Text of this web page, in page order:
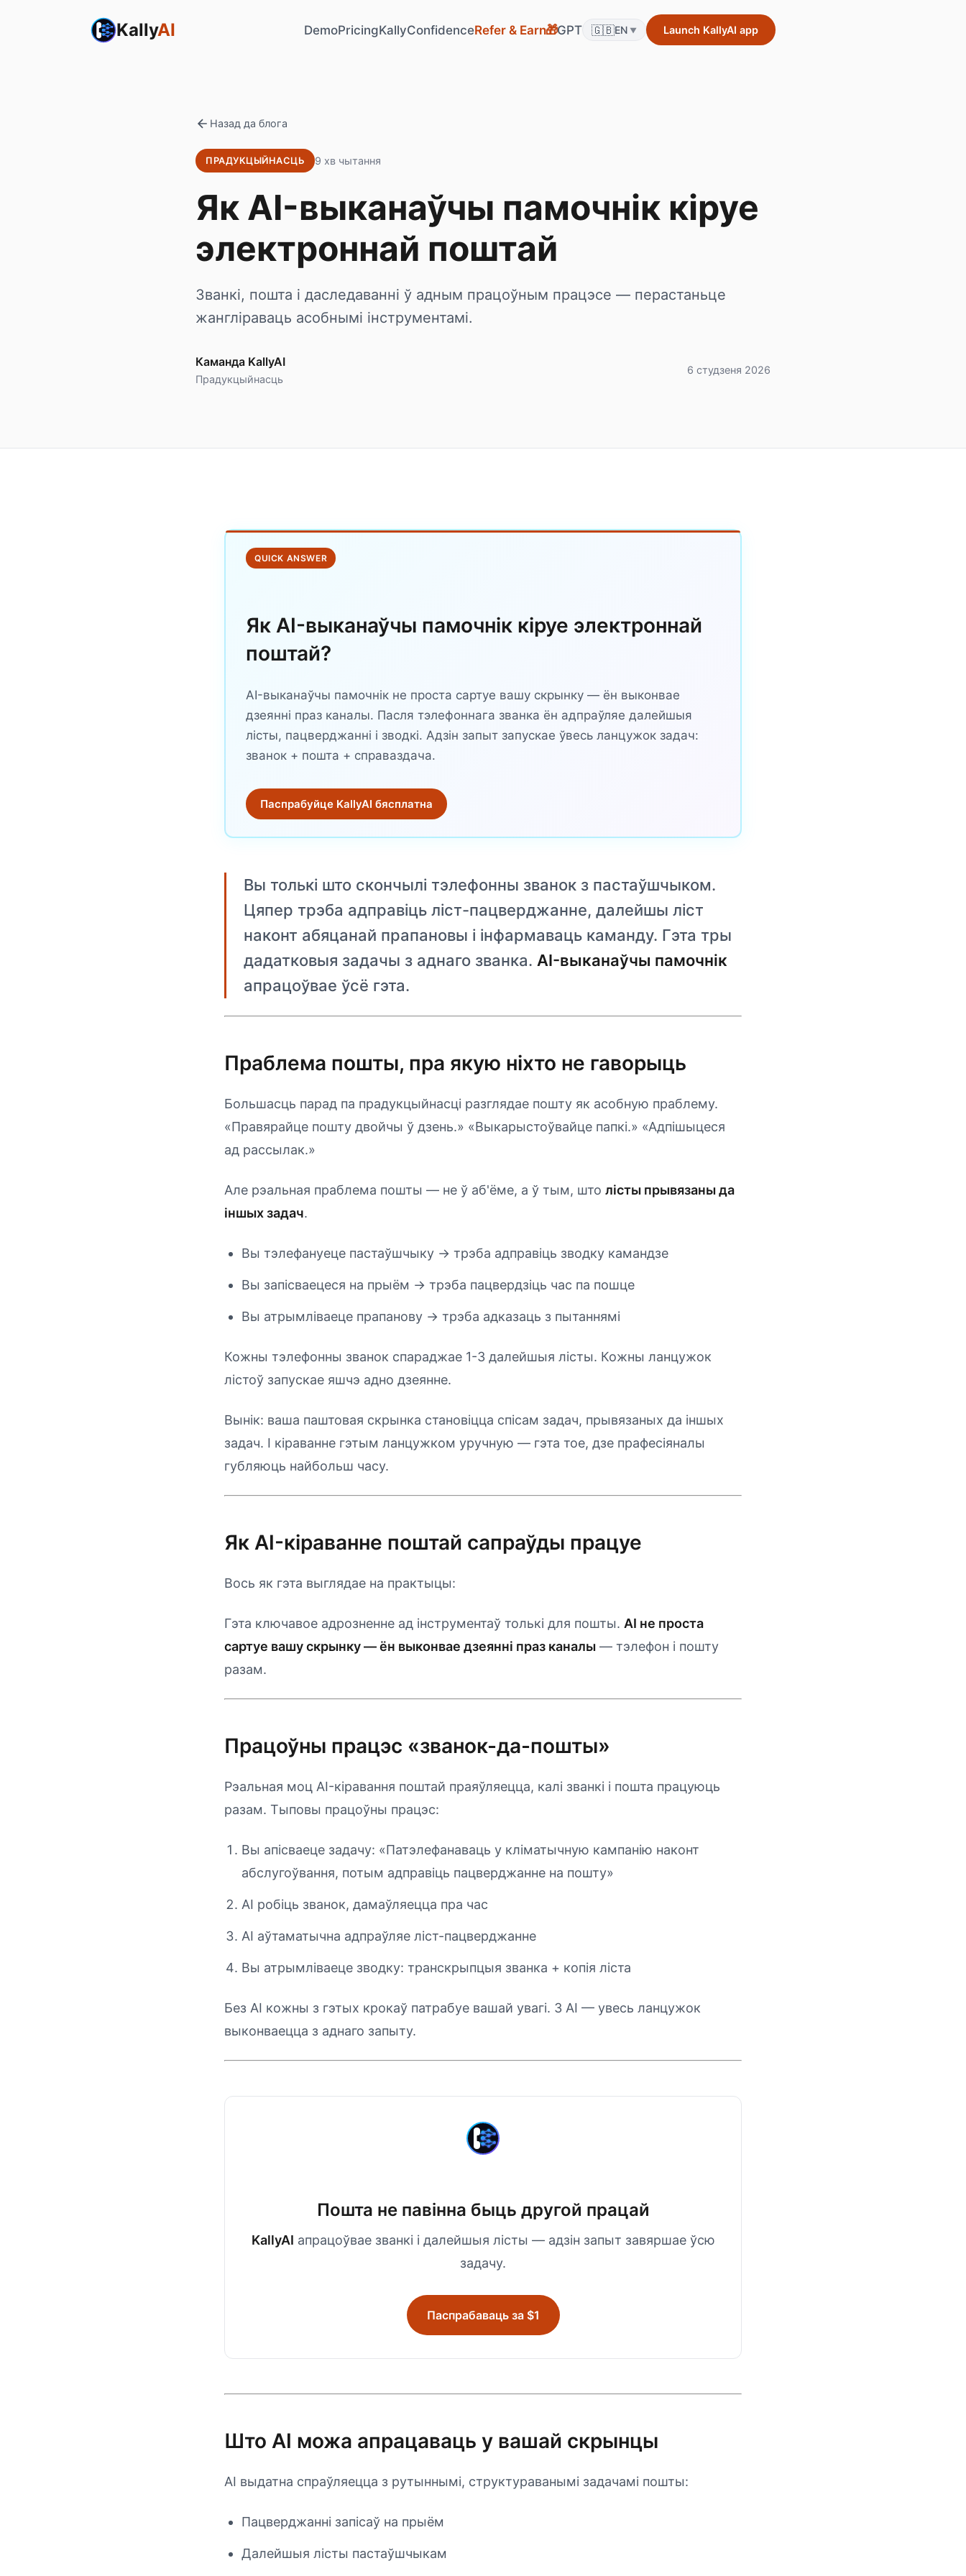
KallyAI DemoPricingKallyConfidenceRefer & Earn🎁GPT 🇬🇧EN ▼ Launch KallyAI app
Назад да блога
ПРАДУКЦЫЙНАСЦЬ 9 хв чытання
Як AI-выканаўчы памочнік кіруе
электроннай поштай
Званкі, пошта і даследаванні ў адным працоўным працэсе — перастаньце
жангліраваць асобнымі інструментамі.
Каманда KallyAI
Прадукцыйнасць
6 студзеня 2026
QUICK ANSWER
Як AI-выканаўчы памочнік кіруе электроннай
поштай?
AI-выканаўчы памочнік не проста сартуе вашу скрынку — ён выконвае
дзеянні праз каналы. Пасля тэлефоннага званка ён адпраўляе далейшыя
лісты, пацверджанні і зводкі. Адзін запыт запускае ўвесь ланцужок задач:
званок + пошта + справаздача.
Паспрабуйце KallyAI бясплатна
Вы толькі што скончылі тэлефонны званок з пастаўшчыком.
Цяпер трэба адправіць ліст-пацверджанне, далейшы ліст
наконт абяцанай прапановы і інфармаваць каманду. Гэта тры
дадатковыя задачы з аднаго званка. AI-выканаўчы памочнік
апрацоўвае ўсё гэта.
Праблема пошты, пра якую ніхто не гаворыць
Большасць парад па прадукцыйнасці разглядае пошту як асобную праблему.
«Правярайце пошту двойчы ў дзень.» «Выкарыстоўвайце папкі.» «Адпішыцеся
ад рассылак.»
Але рэальная праблема пошты — не ў аб'ёме, а ў тым, што лісты прывязаны да
іншых задач.
Вы тэлефануеце пастаўшчыку → трэба адправіць зводку камандзе
Вы запісваецеся на прыём → трэба пацвердзіць час па пошце
Вы атрымліваеце прапанову → трэба адказаць з пытаннямі
Кожны тэлефонны званок спараджае 1-3 далейшыя лісты. Кожны ланцужок
лістоў запускае яшчэ адно дзеянне.
Вынік: ваша паштовая скрынка становіцца спісам задач, прывязаных да іншых
задач. І кіраванне гэтым ланцужком уручную — гэта тое, дзе прафесіяналы
губляюць найбольш часу.
Як AI-кіраванне поштай сапраўды працуе
Вось як гэта выглядае на практыцы:
Гэта ключавое адрозненне ад інструментаў толькі для пошты. AI не проста
сартуе вашу скрынку — ён выконвае дзеянні праз каналы — тэлефон і пошту
разам.
Працоўны працэс «званок-да-пошты»
Рэальная моц AI-кіравання поштай праяўляецца, калі званкі і пошта працуюць
разам. Тыповы працоўны працэс:
Вы апісваеце задачу: «Патэлефанаваць у кліматычную кампанію наконт
абслугоўвання, потым адправіць пацверджанне на пошту»
AI робіць званок, дамаўляецца пра час
AI аўтаматычна адпраўляе ліст-пацверджанне
Вы атрымліваеце зводку: транскрыпцыя званка + копія ліста
Без AI кожны з гэтых крокаў патрабуе вашай увагі. З AI — увесь ланцужок
выконваецца з аднаго запыту.
Пошта не павінна быць другой працай
KallyAI апрацоўвае званкі і далейшыя лісты — адзін запыт завяршае ўсю
задачу.
Паспрабаваць за $1
Што AI можа апрацаваць у вашай скрынцы
AI выдатна спраўляецца з рутыннымі, структураванымі задачамі пошты:
Пацверджанні запісаў на прыём
Далейшыя лісты пастаўшчыкам